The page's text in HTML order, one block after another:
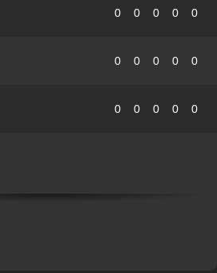
0 0 0 0 0
0 0 0 0 0
0 0 0 0 0